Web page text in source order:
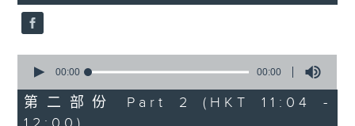
seconds
0
seconds
00:00 00:00
第二部份 Part 2 (HKT 11:04 -